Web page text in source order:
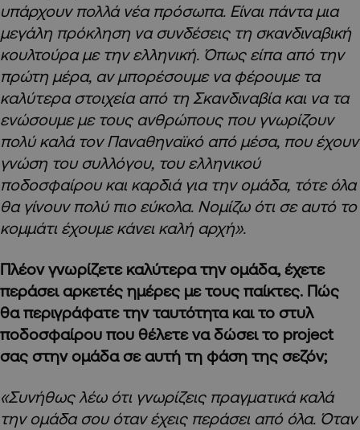
υπάρχουν πολλά νέα πρόσωπα. Είναι πάντα μια
μεγάλη πρόκληση να συνδέσεις τη σκανδιναβική
κουλτούρα με την ελληνική. Όπως είπα από την
πρώτη μέρα, αν μπορέσουμε να φέρουμε τα
καλύτερα στοιχεία από τη Σκανδιναβία και να τα
ενώσουμε με τους ανθρώπους που γνωρίζουν
πολύ καλά τον Παναθηναϊκό από μέσα, που έχουν
γνώση του συλλόγου, του ελληνικού
ποδοσφαίρου και καρδιά για την ομάδα, τότε όλα
θα γίνουν πολύ πιο εύκολα. Νομίζω ότι σε αυτό το
κομμάτι έχουμε κάνει καλή αρχή».
Πλέον γνωρίζετε καλύτερα την ομάδα, έχετε
περάσει αρκετές ημέρες με τους παίκτες. Πώς
θα περιγράφατε την ταυτότητα και το στυλ
ποδοσφαίρου που θέλετε να δώσει το project
σας στην ομάδα σε αυτή τη φάση της σεζόν;
«Συνήθως λέω ότι γνωρίζεις πραγματικά καλά
την ομάδα σου όταν έχεις περάσει από όλα. Όταν